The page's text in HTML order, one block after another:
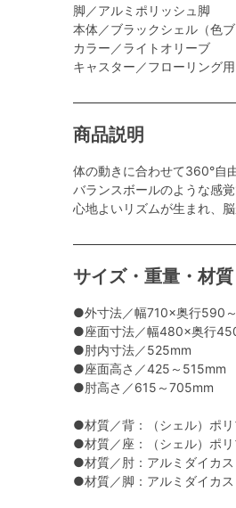
脚／アルミポリッシュ脚
本体／ブラックシェル（色ブ
カラー／ライトオリーブ
キャスター／フローリング
商品説明
体の動きに合わせて360°自
バランスボールのような感
心地よいリズムが生まれ、脳
サイズ・重量・材質
●外寸法／幅710×奥行590
●座面寸法／幅480×奥行
●肘内寸法／525mm
●座面高さ／425～515mm
●肘高さ／615～705mm
●材質／背：（シェル）ポ
●材質／座：（シェル）ポ
●材質／肘：アルミダイカ
●材質／脚：アルミダイカ